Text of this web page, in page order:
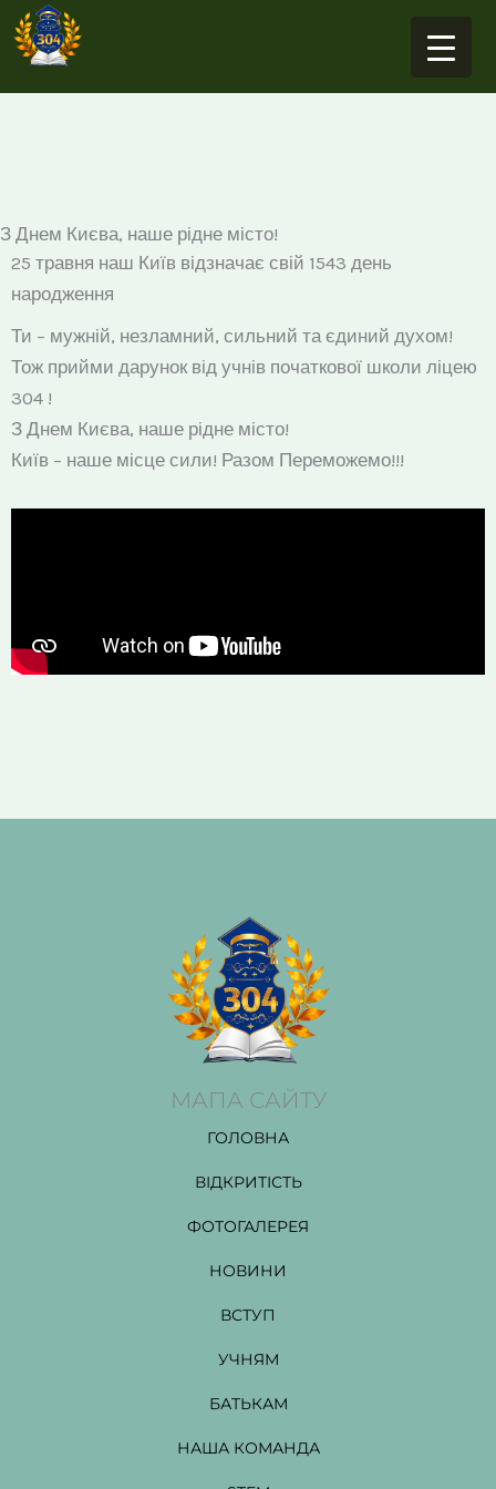
Перейти
до
З Днем Києва, наше рідне місто!
25 травня наш Київ відзначає свій 1543 день
народження
Ти – мужній, незламний, сильний та єдиний духом!
Тож прийми дарунок від учнів початкової школи ліцею
304 !
З Днем Києва, наше рідне місто!
Київ – наше місце сили! Разом Переможемо!!!
МАПА САЙТУ
ГОЛОВНА
ВІДКРИТІСТЬ
ФОТОГАЛЕРЕЯ
НОВИНИ
ВСТУП
УЧНЯМ
БАТЬКАМ
НАША КОМАНДА